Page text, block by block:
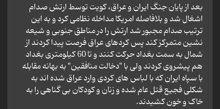
بعد از پایان جنگ ایران و عراق، کویت توسط ارتش صدام
اشغال شد و بلافاصله امریکا مداخله نظامی کرد و به این
ترتیب صدام مجبور شد ارتش را در مناطق جنوبی و شیعه
نشین متمرکز کند پس کردهای عراق فرصت پیدا کردند از
شمال به سمت بغداد حرکت کنند و تا 60 کیلومتری بغداد
هم پیشروی کردند ولی با "دخالت منافقین" به بهانه مقابله
با سپاه ایران که با لباس های کردی وارد عراق شده اند به
شکلی فجیع قتل عام شده و زنان و کودکان بی گناهی را به
خاک و خون کشیدند.